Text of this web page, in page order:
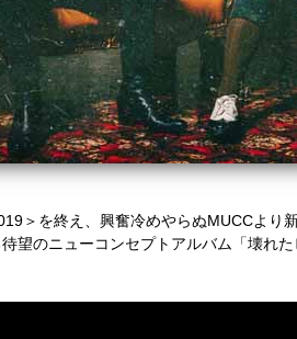
＞を終え、興奮冷めやらぬMUCCより
望のニューコンセプトアルバム「壊れ